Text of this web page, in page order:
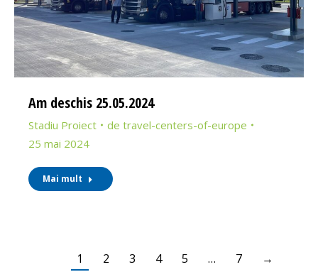
Am deschis 25.05.2024
Stadiu Proiect de travel-centers-of-europe
25 mai 2024
Mai mult
1 2 3 4 5 … 7 →